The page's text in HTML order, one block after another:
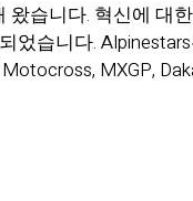
습니다. 혁신에 대
었습니다.
MXGP,